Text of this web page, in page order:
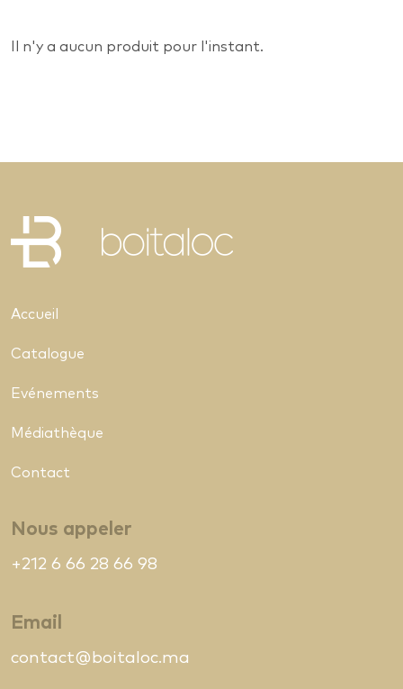
Il n'y a aucun produit pour l'instant.
Accueil
Catalogue
Evénements
Médiathèque
Contact
Nous appeler
+212 6 66 28 66 98
Email
contact@boitaloc.ma